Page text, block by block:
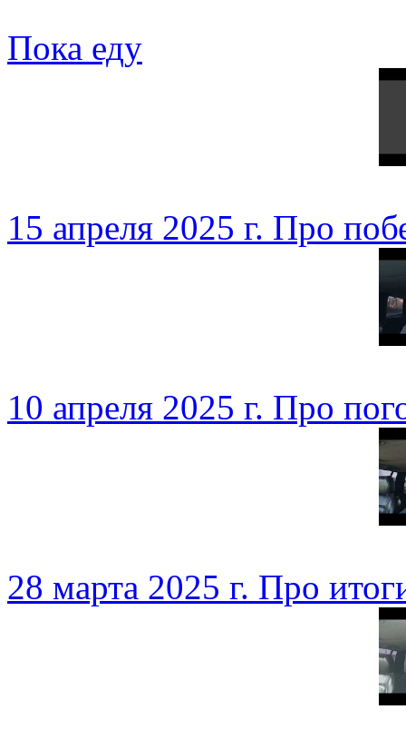
Пока еду
15 апреля 2025 г. Про
10 апреля 2025 г. Про
28 марта 2025 г. Про